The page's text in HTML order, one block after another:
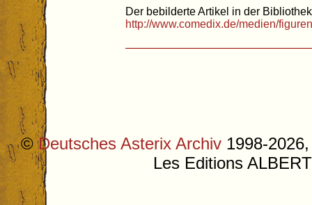
Der bebilderte Artikel in der
http://www.comedix.de/medien/
©Deutsches Asterix Archiv 1998-
Les Editions